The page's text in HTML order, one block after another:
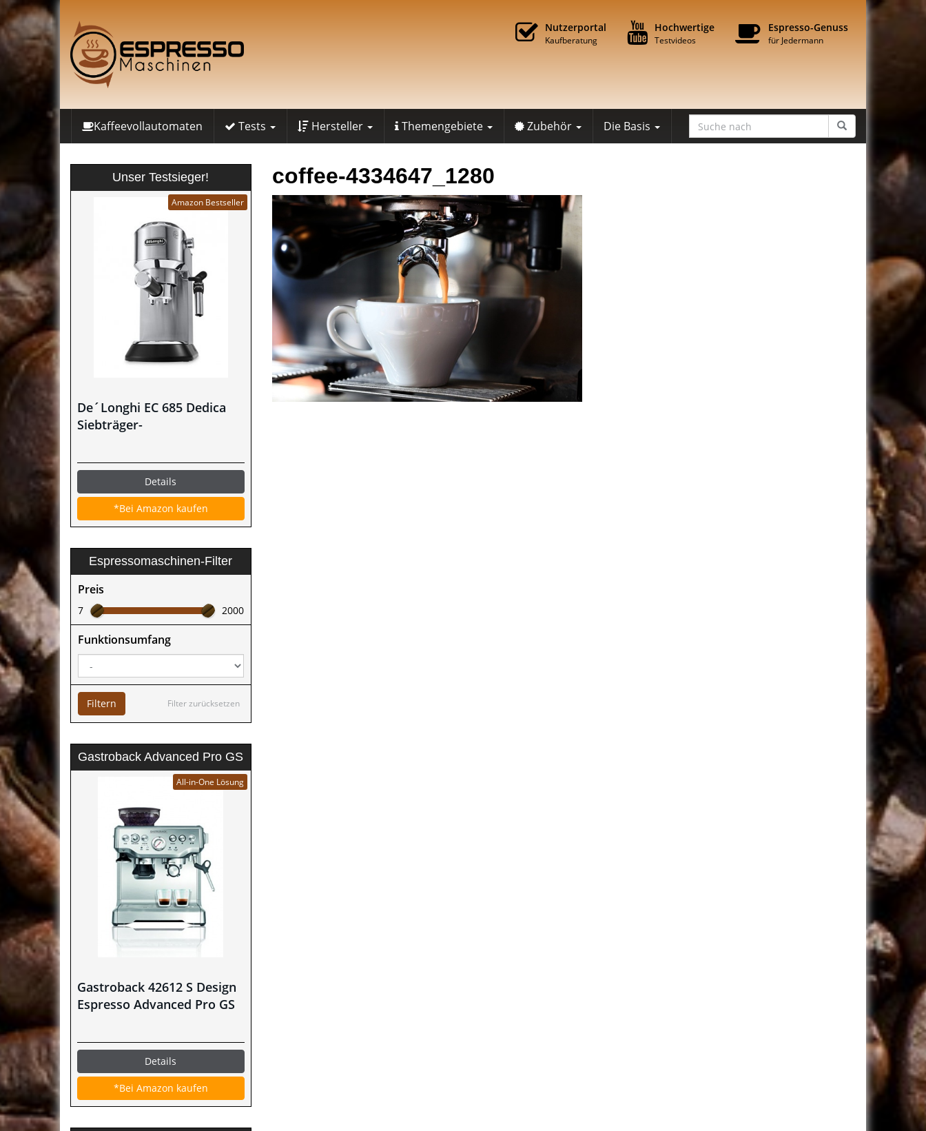
Skip
to
main
content
Nutzerportal
Kaufberatung
Hochwertige
Testvideos
Espresso-Genuss
für Jedermann
Kaffeevollautomaten Tests Hersteller Themengebiete Zubehör Die Basis
coffee-4334647_1280
Unser Testsieger!
Amazon Bestseller
De´Longhi EC 685 Dedica
Siebträger-
Details
*Bei Amazon kaufen
Espressomaschinen-Filter
Preis
7 2000
Funktionsumfang
Filter zurücksetzen
Filtern
Gastroback Advanced Pro GS
All-in-One Lösung
Gastroback 42612 S Design
Espresso Advanced Pro GS
Details
*Bei Amazon kaufen